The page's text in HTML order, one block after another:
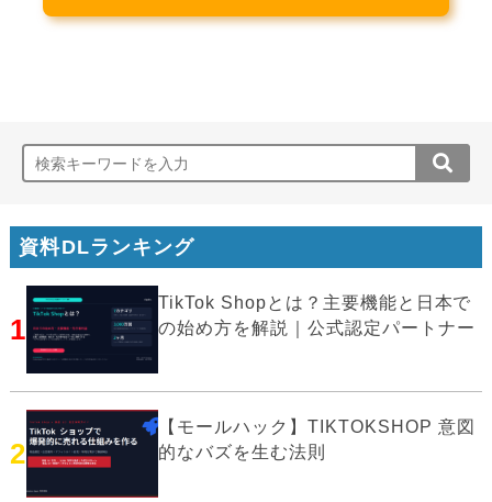
資料DLランキング
1
TikTok Shopとは？主要機能と日本で
の始め方を解説｜公式認定パートナー
2
【モールハック】TIKTOKSHOP 意図
的なバズを生む法則